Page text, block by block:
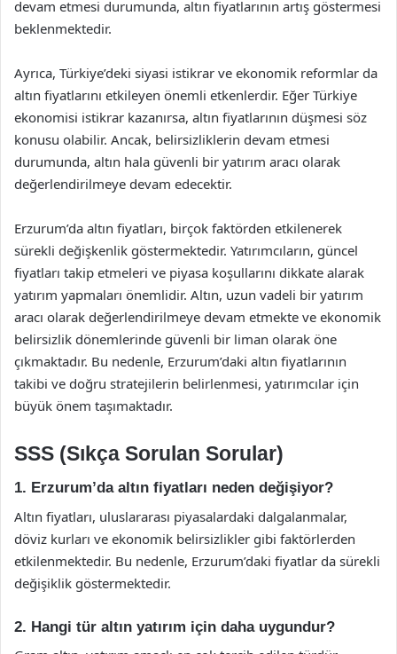
devam etmesi durumunda, altın fiyatlarının artış göstermesi
beklenmektedir.
Ayrıca, Türkiye’deki siyasi istikrar ve ekonomik reformlar da
altın fiyatlarını etkileyen önemli etkenlerdir. Eğer Türkiye
ekonomisi istikrar kazanırsa, altın fiyatlarının düşmesi söz
konusu olabilir. Ancak, belirsizliklerin devam etmesi
durumunda, altın hala güvenli bir yatırım aracı olarak
değerlendirilmeye devam edecektir.
Erzurum’da altın fiyatları, birçok faktörden etkilenerek
sürekli değişkenlik göstermektedir. Yatırımcıların, güncel
fiyatları takip etmeleri ve piyasa koşullarını dikkate alarak
yatırım yapmaları önemlidir. Altın, uzun vadeli bir yatırım
aracı olarak değerlendirilmeye devam etmekte ve ekonomik
belirsizlik dönemlerinde güvenli bir liman olarak öne
çıkmaktadır. Bu nedenle, Erzurum’daki altın fiyatlarının
takibi ve doğru stratejilerin belirlenmesi, yatırımcılar için
büyük önem taşımaktadır.
SSS (Sıkça Sorulan Sorular)
1. Erzurum’da altın fiyatları neden değişiyor?
Altın fiyatları, uluslararası piyasalardaki dalgalanmalar,
döviz kurları ve ekonomik belirsizlikler gibi faktörlerden
etkilenmektedir. Bu nedenle, Erzurum’daki fiyatlar da sürekli
değişiklik göstermektedir.
2. Hangi tür altın yatırım için daha uygundur?